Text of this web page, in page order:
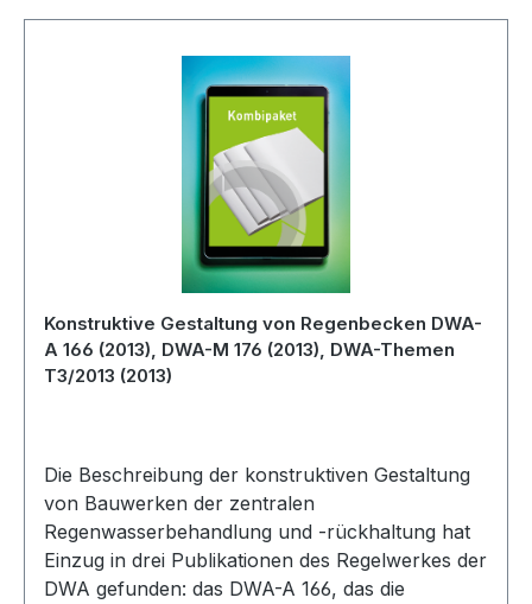
Konstruktive Gestaltung von Regenbecken DWA-
A 166 (2013), DWA-M 176 (2013), DWA-Themen
T3/2013 (2013)
Die Beschreibung der konstruktiven Gestaltung
von Bauwerken der zentralen
Regenwasserbehandlung und -rückhaltung hat
Einzug in drei Publikationen des Regelwerkes der
DWA gefunden: das DWA-A 166, das die